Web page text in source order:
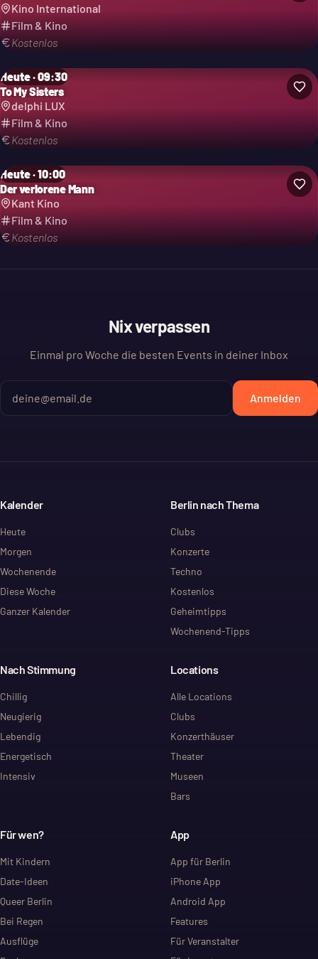
Kino International
Film & Kino
Kostenlos
Heute · 09:30
To My Sisters
delphi LUX
Film & Kino
Kostenlos
Heute · 10:00
Der verlorene Mann
Kant Kino
Film & Kino
Kostenlos
Nix verpassen
Einmal pro Woche die besten Events in deiner Inbox
Anmelden
Kalender
Heute
Morgen
Wochenende
Diese Woche
Ganzer Kalender
Berlin nach Thema
Clubs
Konzerte
Techno
Kostenlos
Geheimtipps
Wochenend-Tipps
Nach Stimmung
Chillig
Neugierig
Lebendig
Energetisch
Intensiv
Locations
Alle Locations
Clubs
Konzerthäuser
Theater
Museen
Bars
Für wen?
Mit Kindern
Date-Ideen
Queer Berlin
Bei Regen
Ausflüge
App
App für Berlin
iPhone App
Android App
Features
Für Veranstalter